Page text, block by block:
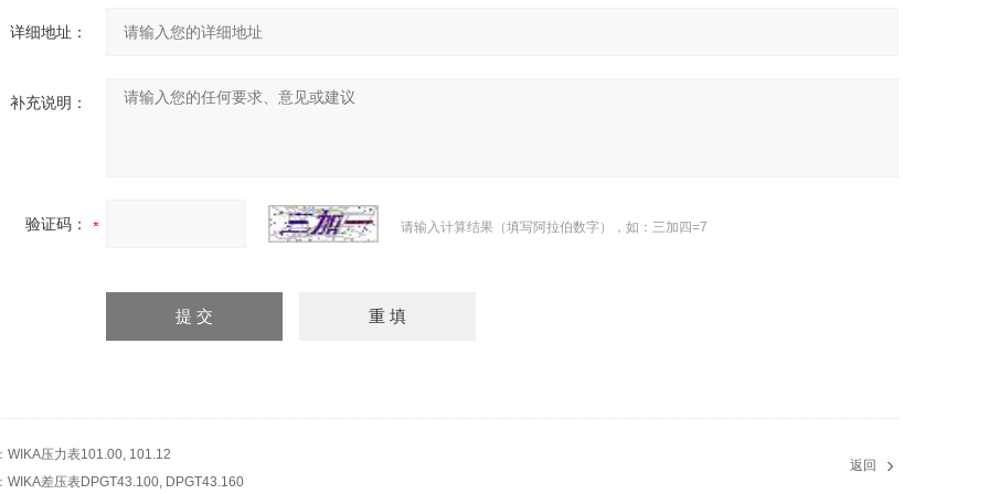
详细地址：
补充说明：
验证码： 请输入计算结果（填写阿拉伯数字），如：三加四=7
WIKA压力表101.00, 101.12
WIKA差压表DPGT43.100, DPGT43.160
返回